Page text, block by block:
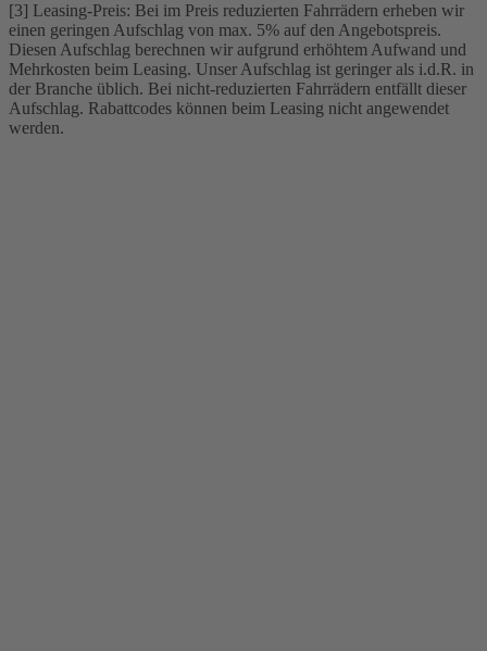
[3] Leasing-Preis: Bei im Preis reduzierten Fahrrädern erheben wir
einen geringen Aufschlag von max. 5% auf den Angebotspreis.
Diesen Aufschlag berechnen wir aufgrund erhöhtem Aufwand und
Mehrkosten beim Leasing. Unser Aufschlag ist geringer als i.d.R. in
der Branche üblich. Bei nicht-reduzierten Fahrrädern entfällt dieser
Aufschlag. Rabattcodes können beim Leasing nicht angewendet
werden.